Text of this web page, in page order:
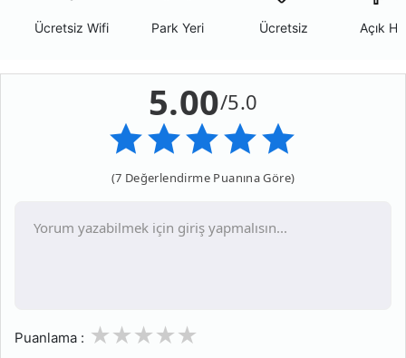
Ücretsiz Wifi Park Yeri Ücretsiz Açık
5.00/5.0
(7 Değerlendirme Puanına Göre)
Puanlama : 3
2
1